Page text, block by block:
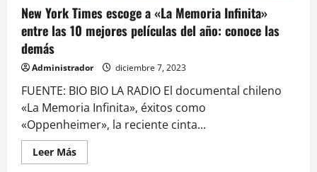
New York Times escoge a «La Memoria Infinita»
entre las 10 mejores películas del año: conoce las
demás
Administrador diciembre 7, 2023
FUENTE: BIO BIO LA RADIO El documental chileno
«La Memoria Infinita», éxitos como
«Oppenheimer», la reciente cinta...
Leer MásLeer
más